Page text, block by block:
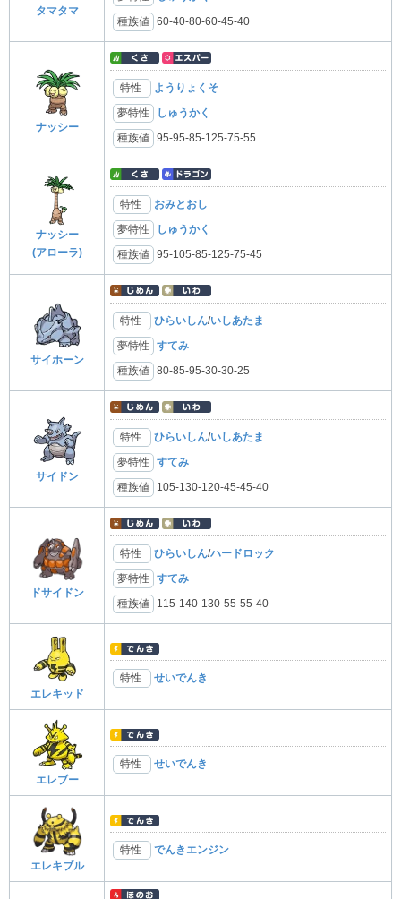
タマタマ
種族値 60-40-80-60-45-40
ナッシー
特性 ようりょくそ
夢特性 しゅうかく
種族値 95-95-85-125-75-55
ナッシー
(アローラ)
特性 おみとおし
夢特性 しゅうかく
種族値 95-105-85-125-75-45
サイホーン
特性 ひらいしん/いしあたま
夢特性 すてみ
種族値 80-85-95-30-30-25
サイドン
特性 ひらいしん/いしあたま
夢特性 すてみ
種族値 105-130-120-45-45-40
ドサイドン
特性 ひらいしん/ハードロック
夢特性 すてみ
種族値 115-140-130-55-55-40
エレキッド
特性 せいでんき
エレブー
特性 せいでんき
エレキブル
特性 でんきエンジン